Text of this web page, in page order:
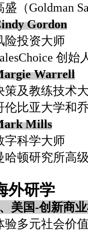
盛（Goldman
Gordon
险投资大师
创始
Warrell
策及教练技术
伦比亚大学和
Mills
字科学大师
哈顿研究所高
外研学
美国-创 新商业
验多元社会价